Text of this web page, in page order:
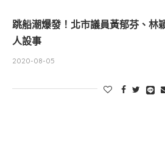
跳船潮爆發！北市議員黃郁芬、
人設事
2020-08-05